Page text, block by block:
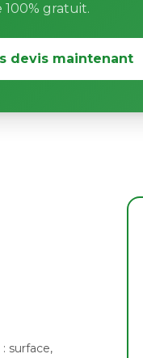
100% gratuit.
devis maintenant
surface,